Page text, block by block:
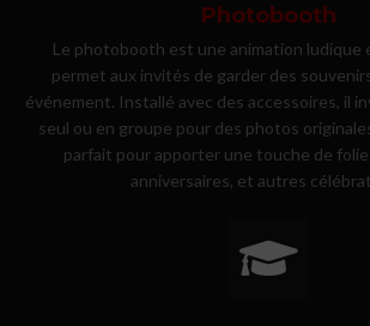
Photobooth
Le photobooth est une animation ludique
permet aux invités de garder des
événement. Installé avec des accessoires, il
seul ou en groupe pour des photos
parfait pour apporter une touche de folie
anniversaires, et autres